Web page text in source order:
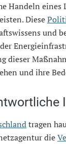
Handeln eines
Diese
und
dieser
und ihre
tragen
die